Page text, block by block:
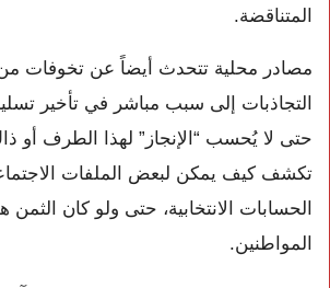
المتناقضة.
مصادر محلية تتحدث أيضاً عن تخوفات
التجاذبات إلى سبب مباشر في تأخير
حتى لا يُحسب “الإنجاز” لهذا الطرف أو
تكشف كيف يمكن لبعض الملفات
الحسابات الانتخابية، حتى ولو كان الثمن
المواطنين.